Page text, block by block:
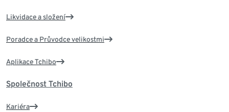
Likvidace a složení
Poradce a Průvodce velikostmi
Aplikace Tchibo
Společnost Tchibo
Kariéra